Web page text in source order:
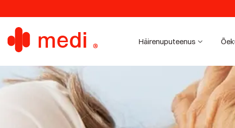
Häirenuputeenus